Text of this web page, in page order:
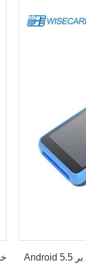
Fingerprint Reader دستگاه POS مبتنی بر Android 5.5